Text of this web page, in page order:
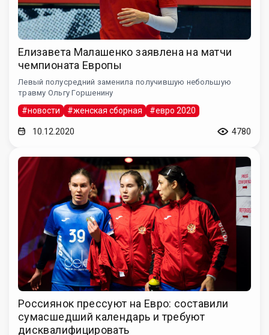
Елизавета Малашенко заявлена на матчи
чемпионата Европы
Левый полусредний заменила получившую небольшую
травму Ольгу Горшенину
#новости #женская сборная #евро 2020
10.12.2020 4780
Россиянок прессуют на Евро: составили
сумасшедший календарь и требуют
дисквалифицировать